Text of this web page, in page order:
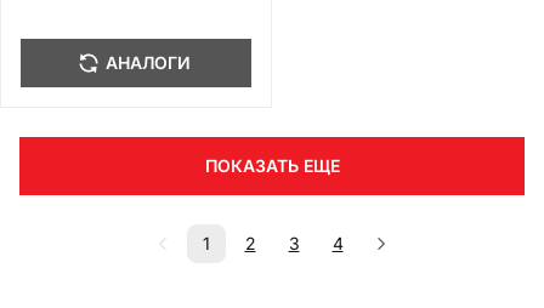
АНАЛОГИ
ПОКАЗАТЬ ЕЩЕ
1 2 3 4